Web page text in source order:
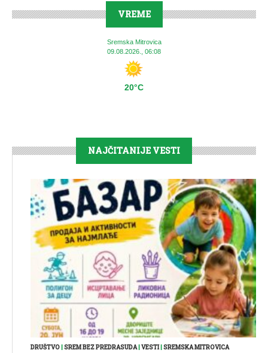
VREME
Sremska Mitrovica
09.08.2026., 06:08
20°C
NAJČITANIJE VESTI
DRUŠTVO|SREM BEZ PREDRASUDA|VESTI|SREMSKA MITROVICA